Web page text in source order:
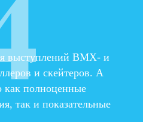
выступлений BMX- и
и скейтеров. А
как полноценные
так и показательные